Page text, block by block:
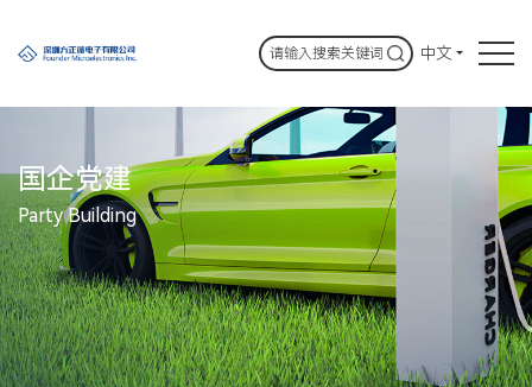
中文
国企党建
Party Building